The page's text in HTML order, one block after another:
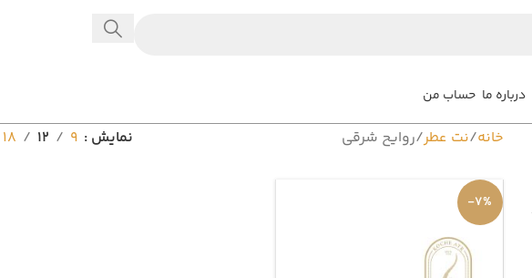
درباره ما حساب من
خانه نت عطر روایح شرقی نمایش 9
12
18
-7%